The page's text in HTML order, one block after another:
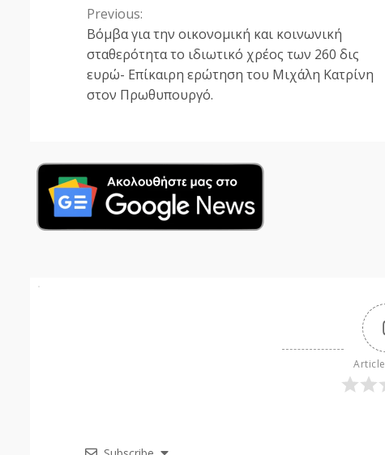
Continue
Reading
Previous:
Βόμβα για την οικονομική και κοινωνική
σταθερότητα το ιδιωτικό χρέος των 260 δις
ευρώ- Επίκαιρη ερώτηση του Μιχάλη Κατρίνη
στον Πρωθυπουργό.